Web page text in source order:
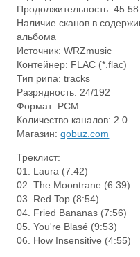
Продолжительность: 45:58
Наличие сканов в
альбома
Источник: WRZmusic
Контейнер: FLAC (*.flac)
Тип рипа: tracks
Разрядность: 24/192
Формат: PCM
Количество каналов: 2.0
Магазин:qobuz.com
Треклист:
01. Laura (7:42)
02. The Moontrane (6:39)
03. Red Top (8:54)
04. Fried Bananas (7:56)
05. You're Blasé (9:53)
06. How Insensitive (4:55)